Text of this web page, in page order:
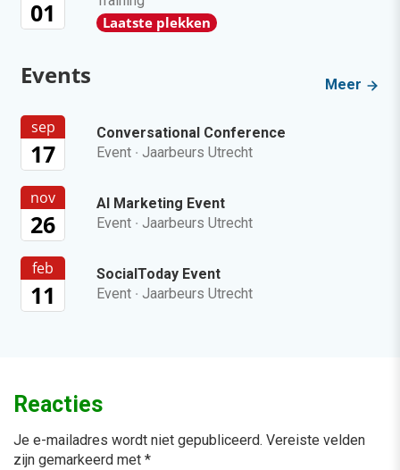
01 Laatste plekken
Events Meer
sep
17
Conversational Conference
Event · Jaarbeurs Utrecht
nov
26
AI Marketing Event
Event · Jaarbeurs Utrecht
feb
11
SocialToday Event
Event · Jaarbeurs Utrecht
Reacties
Je e-mailadres wordt niet gepubliceerd. Vereiste velden
zijn gemarkeerd met *